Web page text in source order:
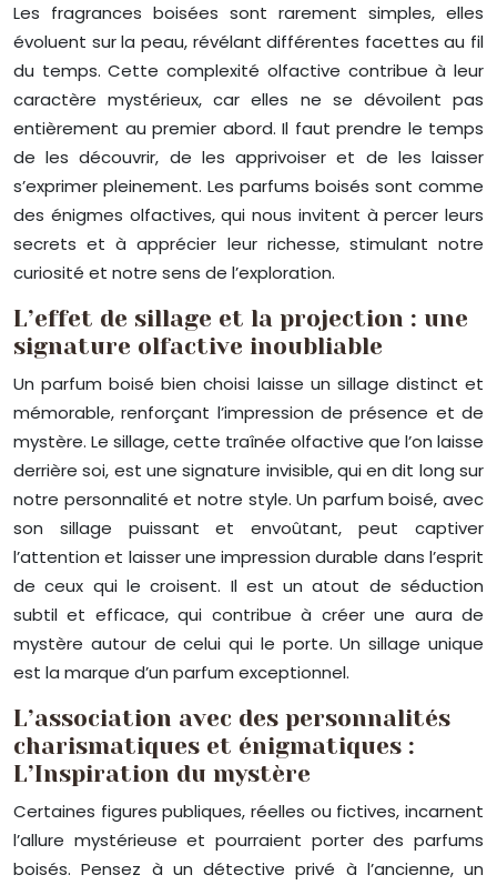
Les fragrances boisées sont rarement simples, elles
évoluent sur la peau, révélant différentes facettes au fil
du temps. Cette complexité olfactive contribue à leur
caractère mystérieux, car elles ne se dévoilent pas
entièrement au premier abord. Il faut prendre le temps
de les découvrir, de les apprivoiser et de les laisser
s’exprimer pleinement. Les parfums boisés sont comme
des énigmes olfactives, qui nous invitent à percer leurs
secrets et à apprécier leur richesse, stimulant notre
curiosité et notre sens de l’exploration.
L’effet de sillage et la projection : une
signature olfactive inoubliable
Un parfum boisé bien choisi laisse un sillage distinct et
mémorable, renforçant l’impression de présence et de
mystère. Le sillage, cette traînée olfactive que l’on laisse
derrière soi, est une signature invisible, qui en dit long sur
notre personnalité et notre style. Un parfum boisé, avec
son sillage puissant et envoûtant, peut captiver
l’attention et laisser une impression durable dans l’esprit
de ceux qui le croisent. Il est un atout de séduction
subtil et efficace, qui contribue à créer une aura de
mystère autour de celui qui le porte. Un sillage unique
est la marque d’un parfum exceptionnel.
L’association avec des personnalités
charismatiques et énigmatiques :
L’Inspiration du mystère
Certaines figures publiques, réelles ou fictives, incarnent
l’allure mystérieuse et pourraient porter des parfums
boisés. Pensez à un détective privé à l’ancienne, un